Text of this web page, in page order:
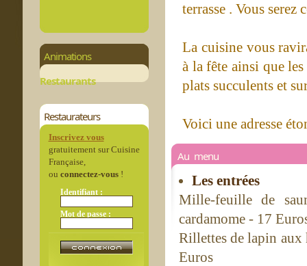
Animations
Restaurants
Restaurateurs
Inscrivez vous
gratuitement sur Cuisine
Française,
ou connectez-vous!
Identifiant :
Mot de passe :
terrasse . Vous serez
La cuisine vous
à la fête ainsi que
plats succulents et
Voici une adresse
Au menu
Les entrées
Mille-feuille de
cardamome - 17
Rillettes de lapin aux
Euros